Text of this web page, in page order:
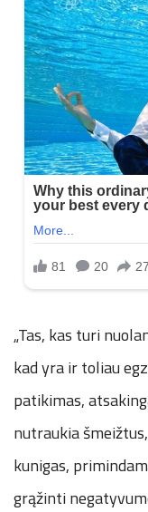
„Tas, kas turi
kad yra ir toliau
patikimas,
nutraukia
kunigas,
grąžinti